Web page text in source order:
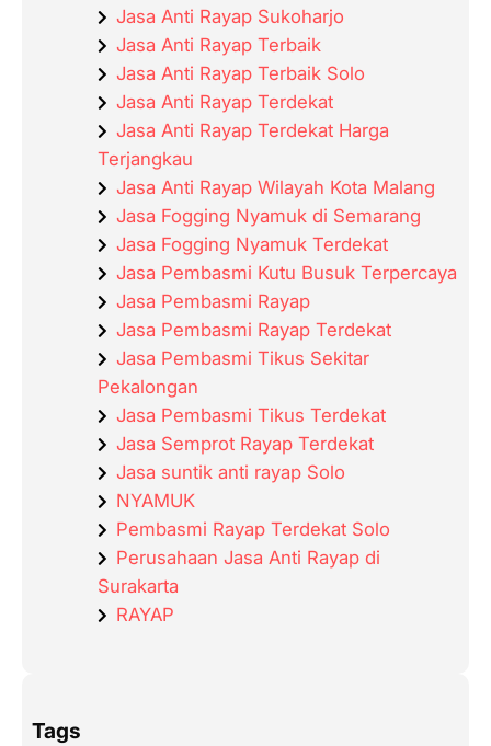
Jasa Anti Rayap Sukoharjo
Jasa Anti Rayap Terbaik
Jasa Anti Rayap Terbaik Solo
Jasa Anti Rayap Terdekat
Jasa Anti Rayap Terdekat Harga
Terjangkau
Jasa Anti Rayap Wilayah Kota Malang
Jasa Fogging Nyamuk di Semarang
Jasa Fogging Nyamuk Terdekat
Jasa Pembasmi Kutu Busuk Terpercaya
Jasa Pembasmi Rayap
Jasa Pembasmi Rayap Terdekat
Jasa Pembasmi Tikus Sekitar
Pekalongan
Jasa Pembasmi Tikus Terdekat
Jasa Semprot Rayap Terdekat
Jasa suntik anti rayap Solo
NYAMUK
Pembasmi Rayap Terdekat Solo
Perusahaan Jasa Anti Rayap di
Surakarta
RAYAP
Tags